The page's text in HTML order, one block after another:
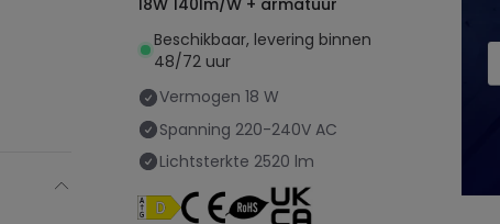
Beschikbaar, levering binnen
48/72 uur
Vermogen 18 W
Spanning 220-240V AC
Lichtsterkte 2520 lm